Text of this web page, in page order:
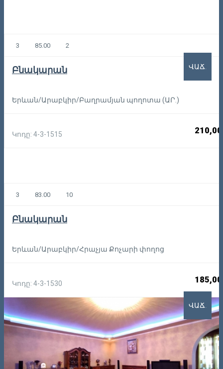
3 85.00 2
Բնակարան
Երևան/Արաբկիր/Բաղրամյան պողոտա (ԱՐ.)
Կոդը: 4-3-1515
ՎԱՃ.
3 83.00 10
Բնակարան
Երևան/Արաբկիր/Հրաչյա Քոչարի փողոց
Կոդը: 4-3-1530
ՎԱՃ.